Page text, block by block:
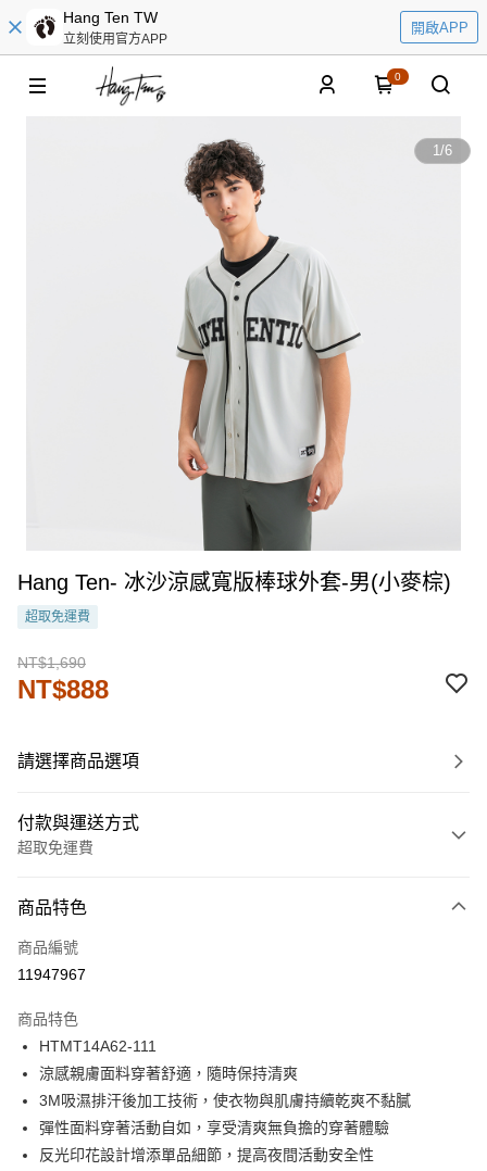
Hang Ten TW
立刻使用官方APP
開啟APP
0
1/6
Hang Ten- 冰沙涼感寬版棒球外套-男(小麥棕)
超取免運費
NT$1,690
NT$888
請選擇商品選項
付款與運送方式
超取免運費
信用卡一次付款
LINE Pay
街口支付
悠遊付
Google Pay
貨到付款
商品特色
商品編號
11947967
商品特色
HTMT14A62-111
涼感親膚面料穿著舒適，隨時保持清爽
3M吸濕排汗後加工技術，使衣物與肌膚持續乾爽不黏膩
彈性面料穿著活動自如，享受清爽無負擔的穿著體驗
反光印花設計增添單品細節，提高夜間活動安全性